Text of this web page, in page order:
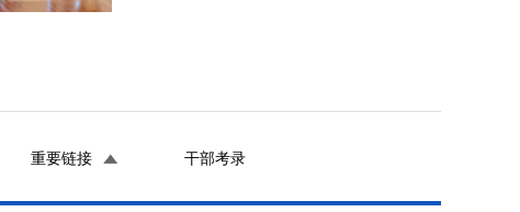
重要链接 干部考录